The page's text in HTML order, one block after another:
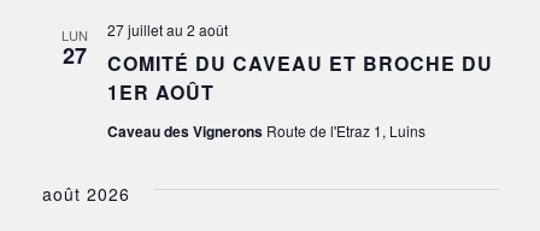
LUN
27
COMITÉ DU CAVEAU ET BROCHE DU
1ER AOÛT
27 juilletau 2 août
Caveau des Vignerons Route de l'Etraz 1, Luins
août 2026